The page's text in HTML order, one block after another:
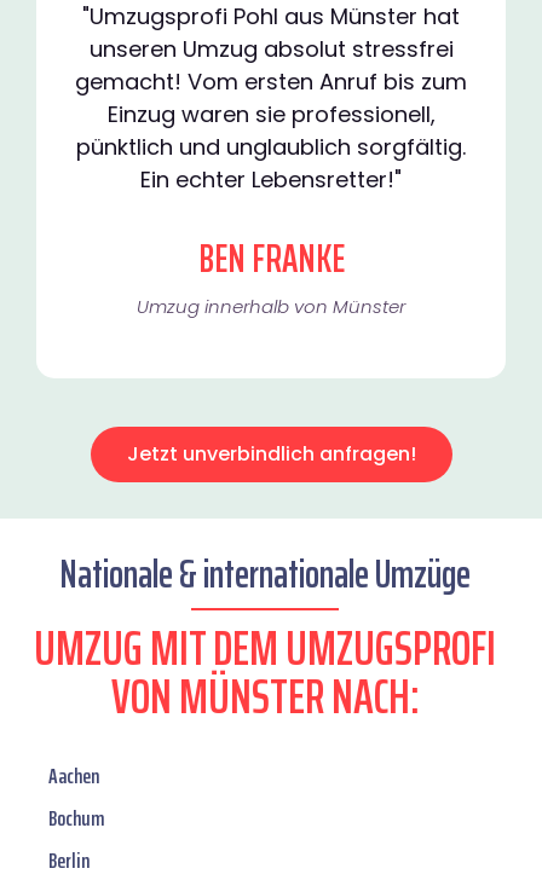
"Umzugsprofi Pohl aus Münster hat
unseren Umzug absolut stressfrei
gemacht! Vom ersten Anruf bis zum
Einzug waren sie professionell,
pünktlich und unglaublich sorgfältig.
Ein echter Lebensretter!"
BEN FRANKE
Umzug innerhalb von Münster​
Jetzt unverbindlich anfragen!
Nationale & internationale Umzüge
UMZUG MIT DEM UMZUGSPROFI
VON MÜNSTER NACH:
Aachen
Bochum
Berlin